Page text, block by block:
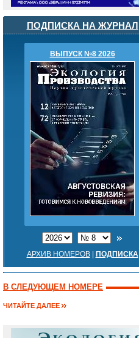
ПОДПИСКА НА ЖУРНАЛ
ВЫПУСК №8 2026
АРХИВ НОМЕРОВ| ПОДПИСКА
В СЛЕДУЮЩЕМ НОМЕРЕ
ЧИТАЙТЕ ДАЛЕЕ